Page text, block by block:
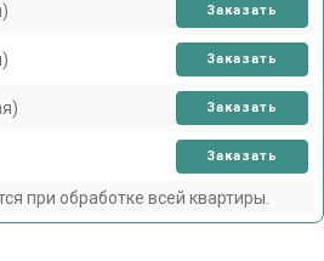
Заказать
Заказать
Заказать
Заказать
при обработке всей квартиры.